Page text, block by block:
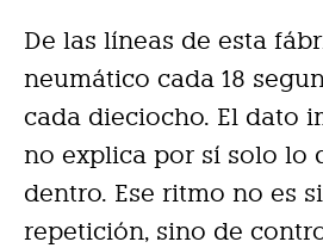
De las líneas de esta
neumático cada 18
cada dieciocho. El dato
no explica por sí solo lo
dentro. Ese ritmo no es
repetición, sino de